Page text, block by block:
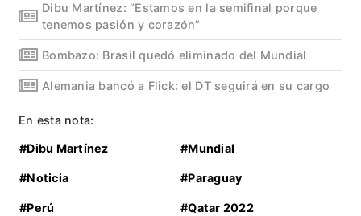
Dibu Martínez: “Estamos en la semifinal porque
tenemos pasión y corazón”
Bombazo: Brasil quedó eliminado del Mundial
Alemania bancó a Flick: el DT seguirá en su cargo
En esta nota:
#Dibu Martínez #Mundial
#Noticia #Paraguay
#Perú #Qatar 2022